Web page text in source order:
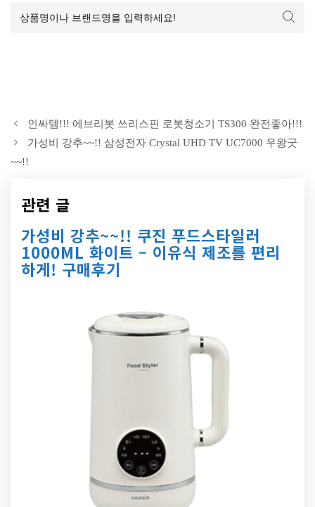
인싸템!!! 에브리봇 쓰리스핀 로봇청소기 TS300 완전좋아!!!
가성비 강추~~!! 삼성전자 Crystal UHD TV UC7000 우왕굿
~~!!
관련 글
가성비 강추~~!! 쿠진 푸드스타일러
1000ML 화이트 – 이유식 제조를 편리
하게! 구매후기